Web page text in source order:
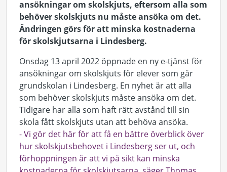
ansökningar om skolskjuts, eftersom alla som
behöver skolskjuts nu måste ansöka om det.
Ändringen görs för att minska kostnaderna
för skolskjutsarna i Lindesberg.
Onsdag 13 april 2022 öppnade en ny e-tjänst för
ansökningar om skolskjuts för elever som går
grundskolan i Lindesberg. En nyhet är att alla
som behöver skolskjuts måste ansöka om det.
Tidigare har alla som haft rätt avstånd till sin
skola fått skolskjuts utan att behöva ansöka.
- Vi gör det här för att få en bättre överblick över
hur skolskjutsbehovet i Lindesberg ser ut, och
förhoppningen är att vi på sikt kan minska